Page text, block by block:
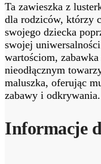
Ta zawieszka z
dla rodziców, którzy
swojego dziecka
swojej
wartościom, zabawka
nieodłącznym
maluszka, oferując
zabawy i odkrywania.
Informacje